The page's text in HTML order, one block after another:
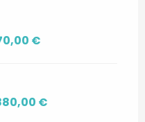
€
€